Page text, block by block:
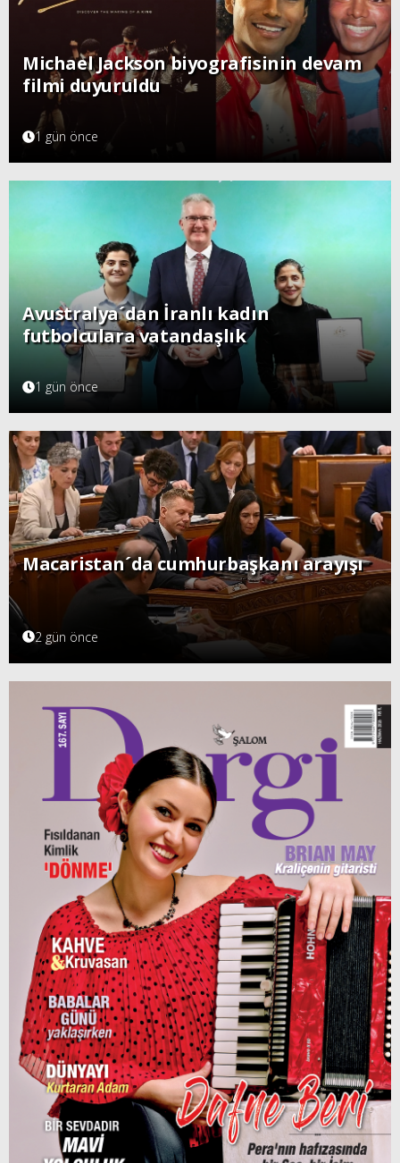
Michael Jackson biyografisinin devam
filmi duyuruldu
1 gün önce
Avustralya´dan İranlı kadın
futbolculara vatandaşlık
1 gün önce
Macaristan´da cumhurbaşkanı arayışı
2 gün önce